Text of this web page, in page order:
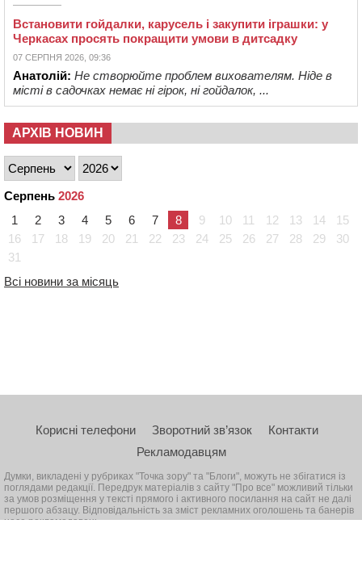
Встановити гойдалки, карусель і закупити іграшки: у
Черкасах просять покращити умови в дитсадку
07 СЕРПНЯ 2026, 09:36
Анатолій: Не створюйте проблем вихователям. Ніде в
місті в садочках немає ні гірок, ні гойдалок, ...
АРХІВ НОВИН
Серпень 2026
1
2 3 4 5 6 7 8 9 10 11 12 13 14
15
16
17 18 19 20 21 22 23 24 25 26 27 28 29
30
31
Всі новини за місяць
Корисні телефони Зворотний зв’язок
Контакти
Рекламодавцям
Думки, викладені у рубриках "Точка зору" та "Блоги", можуть не збігатися із
поглядами редакції. Передрук матеріалів з сайту "Про все" можливий тільки
за умов розміщення у тексті прямого і активного посилання на сайт не далі
першого абзацу. Відповідальність за зміст рекламних оголошень та банерів
несе рекламодавець